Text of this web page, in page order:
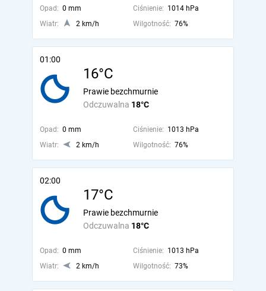
Opad: 0 mm Ciśnienie: 1014 hPa
Wiatr:
2 km/h Wilgotność: 76%
01:00
16°C
Odczuwalna 18°C
Prawie bezchmurnie
Opad: 0 mm Ciśnienie: 1013 hPa
Wiatr:
2 km/h Wilgotność: 76%
02:00
17°C
Odczuwalna 18°C
Prawie bezchmurnie
Opad: 0 mm Ciśnienie: 1013 hPa
Wiatr:
2 km/h Wilgotność: 73%